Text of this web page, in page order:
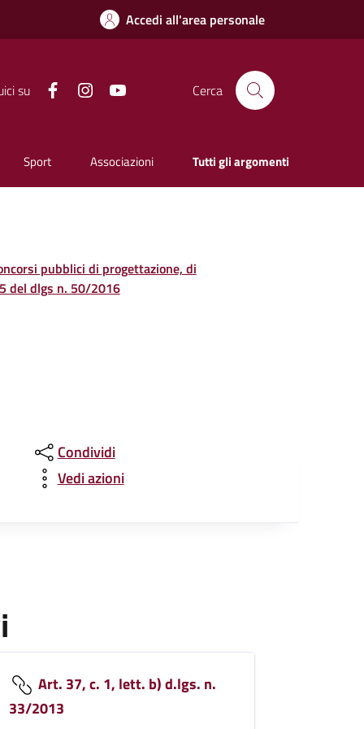
Accedi all'area personale
su Facebook Instagram Cerca
Sport Associazioni Tutti gli argomenti
pubblici di progettazione, di
del dlgs n. 50/2016
Condividi
Vedi azioni
Art. 37, c. 1, lett. b) d.lgs. n.
33/2013